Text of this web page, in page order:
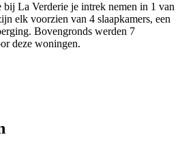
bij La Verderie je intrek nemen in 1 van
elk voorzien van 4 slaapkamers, een
Bovengronds werden 7
deze woningen.